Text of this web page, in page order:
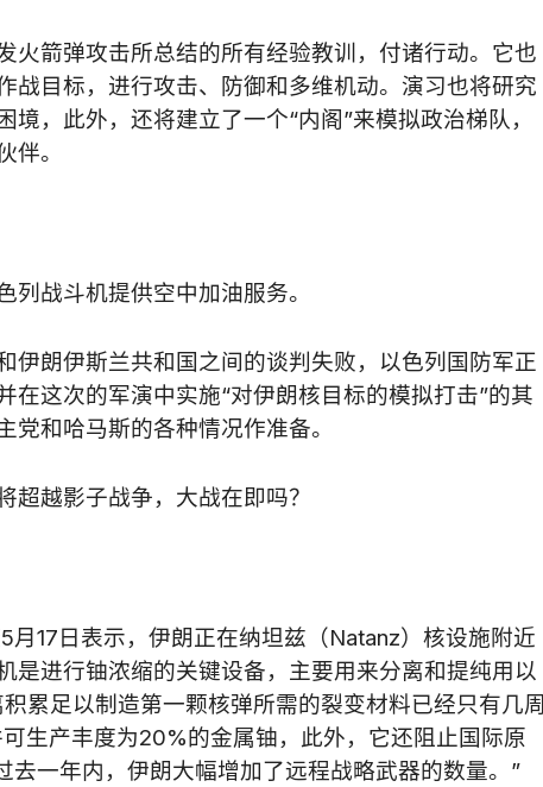
火箭弹攻击所总结的所有经验教训，付诸行动。它也
战目标，进行攻击、防御和多维机动。演习也将研究
，此外，还将建立了一个“内阁”来模拟政治梯队，
。
战斗机提供空中加油服务。
伊朗伊斯兰共和国之间的谈判失败，以色列国防军正
这次的军演中实施“对伊朗核目标的模拟打击”的其
和哈马斯的各种情况作准备。
越影子战争，大战在即吗？
17日表示，伊朗正在纳坦兹（Natanz）核设施附近
是进行铀浓缩的关键设备，主要用来分离和提纯用以
累足以制造第一颗核弹所需的裂变材料已经只有几周
生产丰度为20%的金属铀，此外，它还阻止国际原
去一年内，伊朗大幅增加了远程战略武器的数量。”